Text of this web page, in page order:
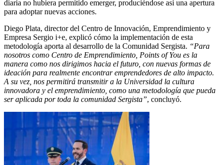
diaria no hubiera permitido emerger, produciéndose así una apertura
para adoptar nuevas acciones.
Diego Plata, director del Centro de Innovación, Emprendimiento y
Empresa Sergio i+e, explicó cómo la implementación de esta
metodología aporta al desarrollo de la Comunidad Sergista. “Para
nosotros como Centro de Emprendimiento, Points of You es la
manera como nos dirigimos hacia el futuro, con nuevas formas de
ideación para realmente encontrar emprendedores de alto impacto.
A su vez, nos permitirá transmitir a la Universidad la cultura
innovadora y el emprendimiento, como una metodología que pueda
ser aplicada por toda la comunidad Sergista”, concluyó.